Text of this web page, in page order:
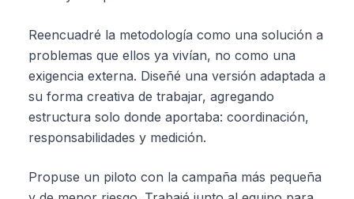
Reencuadré la metodología como una solución a
problemas que ellos ya vivían, no como una
exigencia externa. Diseñé una versión adaptada a
su forma creativa de trabajar, agregando
estructura solo donde aportaba: coordinación,
responsabilidades y medición.
Propuse un piloto con la campaña más pequeña